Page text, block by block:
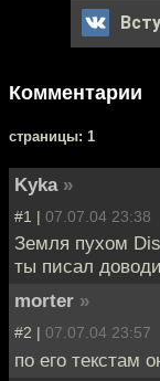
Комментарии
cтраницы: 1
Kyka »
#1 | 07.07.04 23:38
Земля пухом
ты писал
morter »
#2 | 07.07.04 23:57
по его текстам